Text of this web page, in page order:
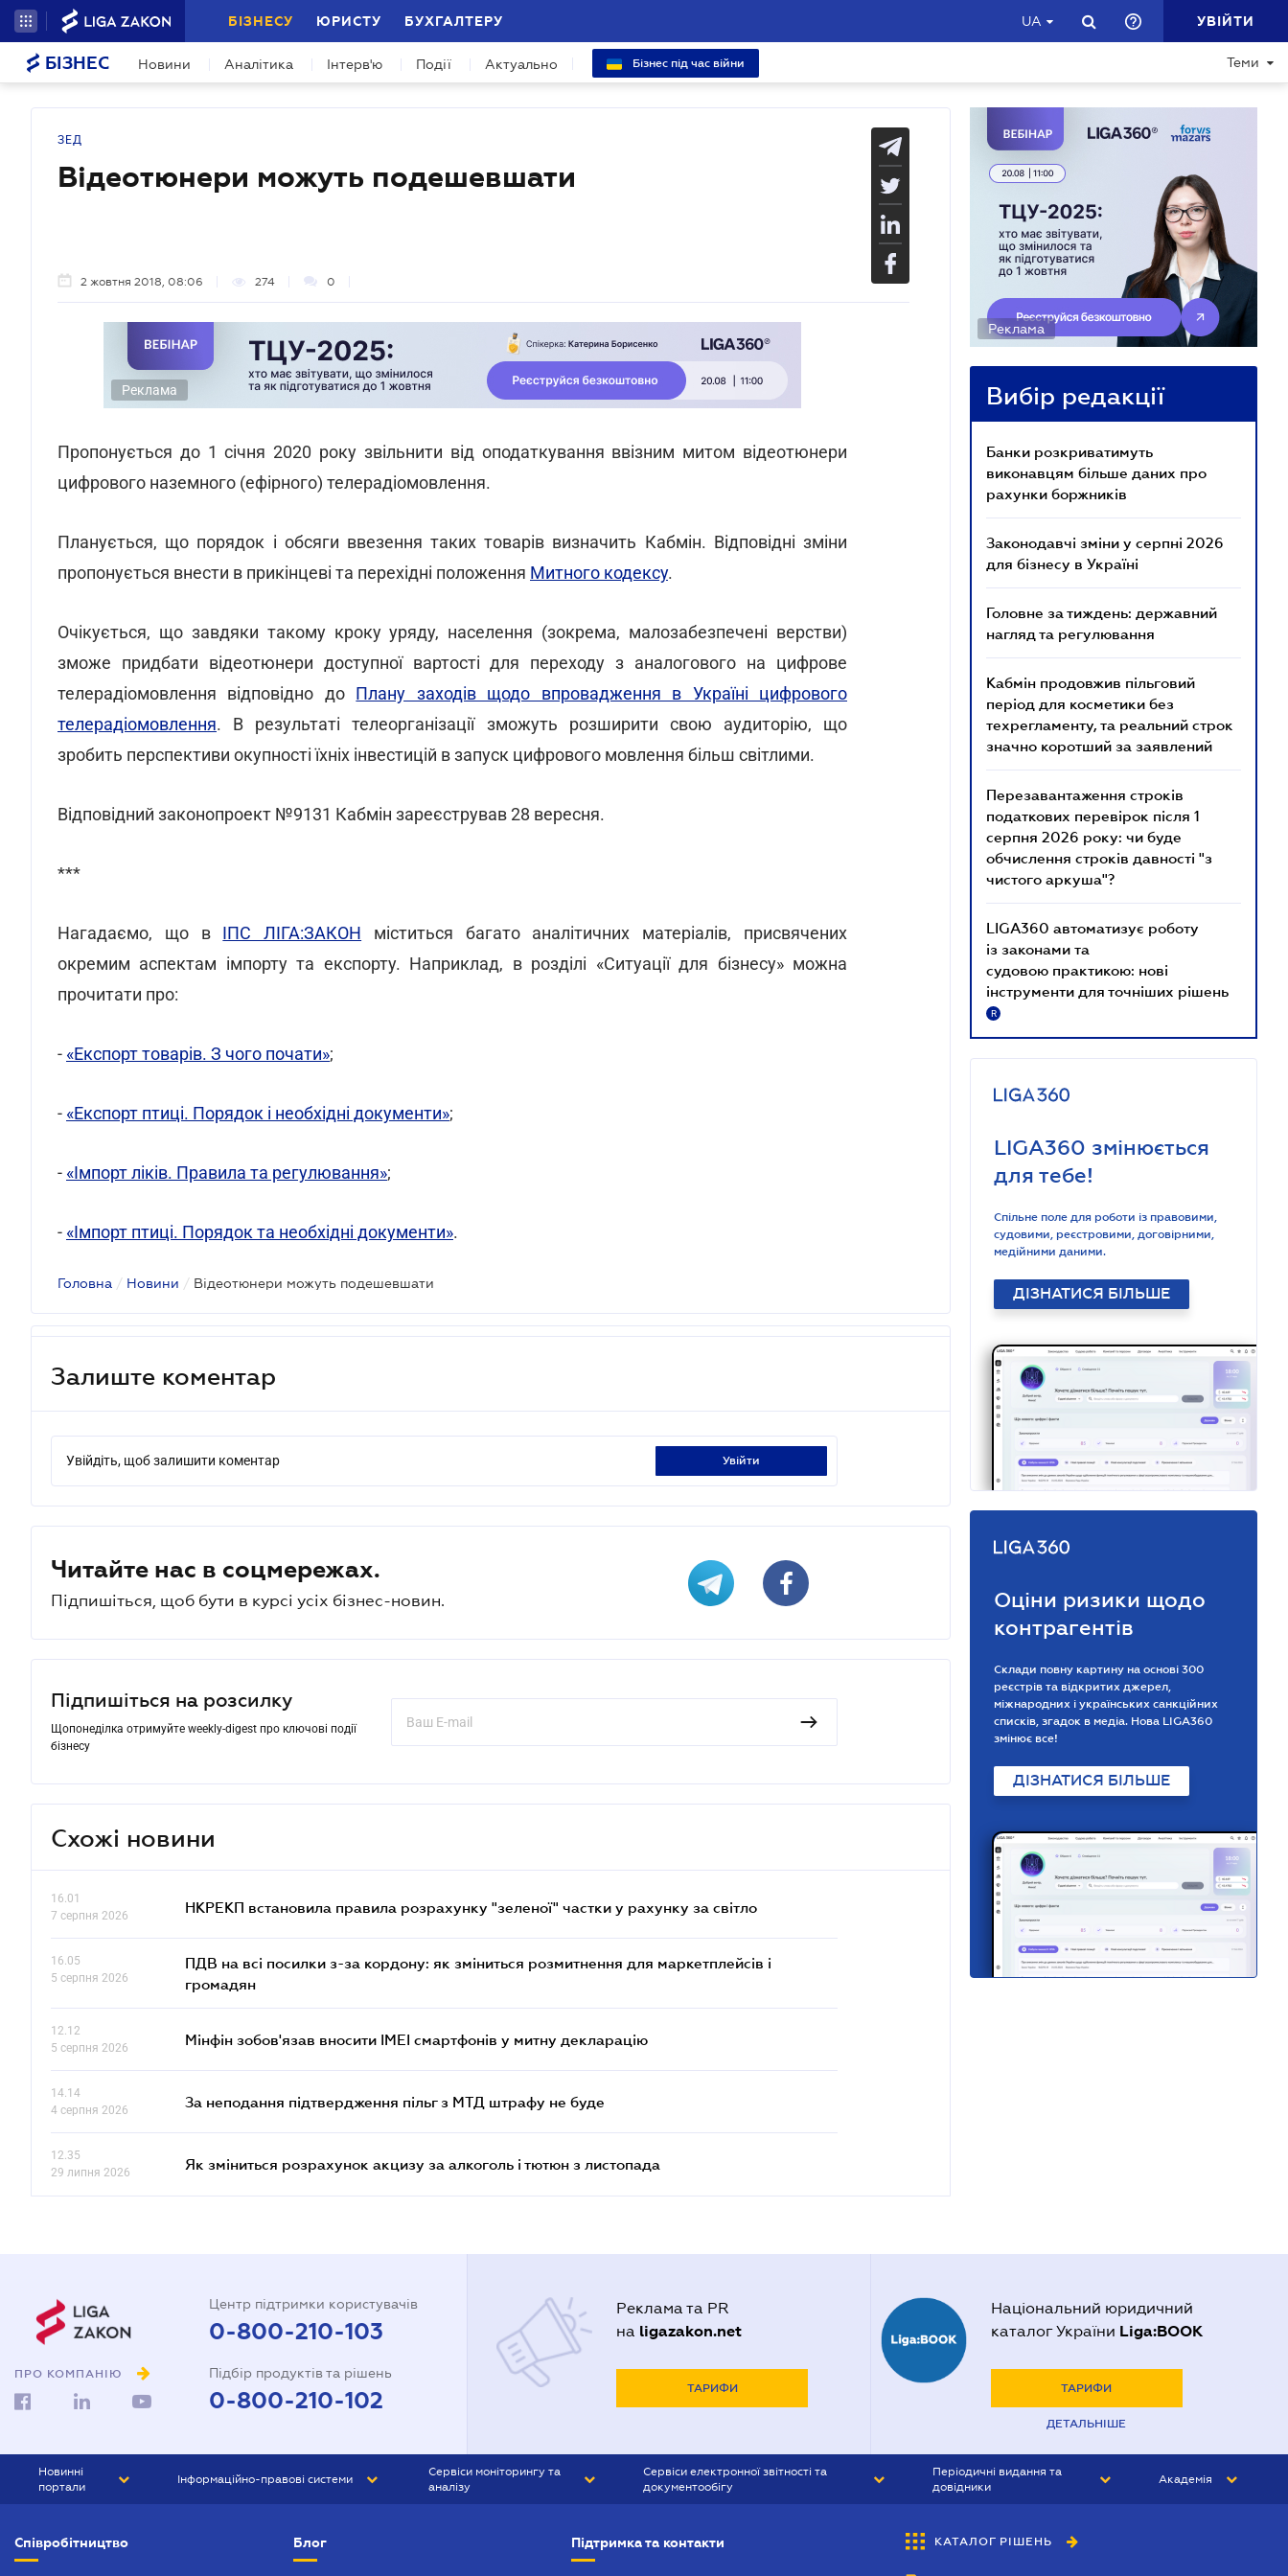
БІЗНЕСУ ЮРИСТУ БУХГАЛТЕРУ UA УВІЙТИ
БІЗНЕС Новини Аналітика Інтерв'ю Події Актуально Бізнес під час війни Теми
ЗЕД
Відеотюнери можуть подешевшати
2 жовтня 2018, 08:06 274 0
Реклама
Пропонується до 1 січня 2020 року звільнити від оподаткування ввізним митом відеотюнери
цифрового наземного (ефірного) телерадіомовлення.
Планується, що порядок і обсяги ввезення таких товарів визначить Кабмін. Відповідні зміни
пропонується внести в прикінцеві та перехідні положення Митного кодексу.
Очікується, що завдяки такому кроку уряду, населення (зокрема, малозабезпечені верстви)
зможе придбати відеотюнери доступної вартості для переходу з аналогового на цифрове
телерадіомовлення відповідно до Плану заходів щодо впровадження в Україні цифрового
телерадіомовлення. В результаті телеорганізації зможуть розширити свою аудиторію, що
зробить перспективи окупності їхніх інвестицій в запуск цифрового мовлення більш світлими.
Відповідний законопроект №9131 Кабмін зареєстрував 28 вересня.
***
Нагадаємо, що в ІПС ЛІГА:ЗАКОН міститься багато аналітичних матеріалів, присвячених
окремим аспектам імпорту та експорту. Наприклад, в розділі «Ситуації для бізнесу» можна
прочитати про:
- «Експорт товарів. З чого почати»;
- «Експорт птиці. Порядок і необхідні документи»;
- «Імпорт ліків. Правила та регулювання»;
- «Імпорт птиці. Порядок та необхідні документи».
Головна / Новини / Відеотюнери можуть подешевшати
Залиште коментар
Увійдіть, щоб залишити коментар увійти
Читайте нас в соцмережах.
Підпишіться, щоб бути в курсі усіх бізнес-новин.
Підпишіться на розсилку
Щопонеділка отримуйте weekly-digest про ключові події
бізнесу
Схожі новини
16.01
7 серпня 2026
НКРЕКП встановила правила розрахунку "зеленої" частки у рахунку за світло
16.05
5 серпня 2026
ПДВ на всі посилки з-за кордону: як зміниться розмитнення для маркетплейсів і
громадян
12.12
5 серпня 2026
Мінфін зобов'язав вносити IMEI смартфонів у митну декларацію
14.14
4 серпня 2026
За неподання підтвердження пільг з МТД штрафу не буде
12.35
29 липня 2026
Як зміниться розрахунок акцизу за алкоголь і тютюн з листопада
Реклама
Вибір редакції
Банки розкриватимуть
виконавцям більше даних про
рахунки боржників
Законодавчі зміни у серпні 2026
для бізнесу в Україні
Головне за тиждень: державний
нагляд та регулювання
Кабмін продовжив пільговий
період для косметики без
техрегламенту, та реальний строк
значно коротший за заявлений
Перезавантаження строків
податкових перевірок після 1
серпня 2026 року: чи буде
обчислення строків давності "з
чистого аркуша"?
LIGA360 автоматизує роботу
із законами та
судовою практикою: нові
інструменти для точніших рішень
R
LIGA360 змінюється
для тебе!
Спільне поле для роботи із правовими,
судовими, реєстровими, договірними,
медійними даними.
ДІЗНАТИСЯ БІЛЬШЕ
Оціни ризики щодо
контрагентів
Склади повну картину на основі 300
реєстрів та відкритих джерел,
міжнародних і українських санкційних
списків, згадок в медіа. Нова LIGA360
змінює все!
ДІЗНАТИСЯ БІЛЬШЕ
ПРО КОМПАНІЮ
Центр підтримки користувачів
0-800-210-103
Підбір продуктів та рішень
0-800-210-102
Реклама та PR
на ligazakon.net
ТАРИФИ
Національний юридичний
каталог України Liga:BOOK
ТАРИФИ
ДЕТАЛЬНІШЕ
Новинні
портали
БІЗНЕС
Інформаційно-правові системи
Сервіси моніторингу та
аналізу
Сервіси електронної звітності та
документообігу
Періодичні видання та
довідники
БУХГАЛТЕР&ЗАКОН
Академія
Співробітництво Блог Підтримка та контакти КАТАЛОГ РІШЕНЬ